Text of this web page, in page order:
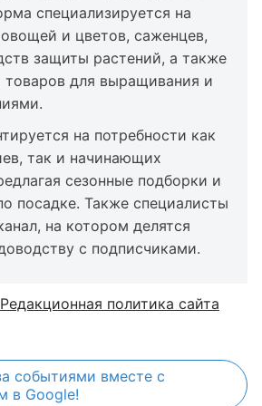
специализируется на
и цветов, саженцев,
защиты растений, а также
для выращивания и
на потребности как
так и начинающих
сезонные подборки и
посадке. Также специалисты
на котором делятся
с подписчиками.
Редакционная политика сайта
событиями вместе с
в Google!